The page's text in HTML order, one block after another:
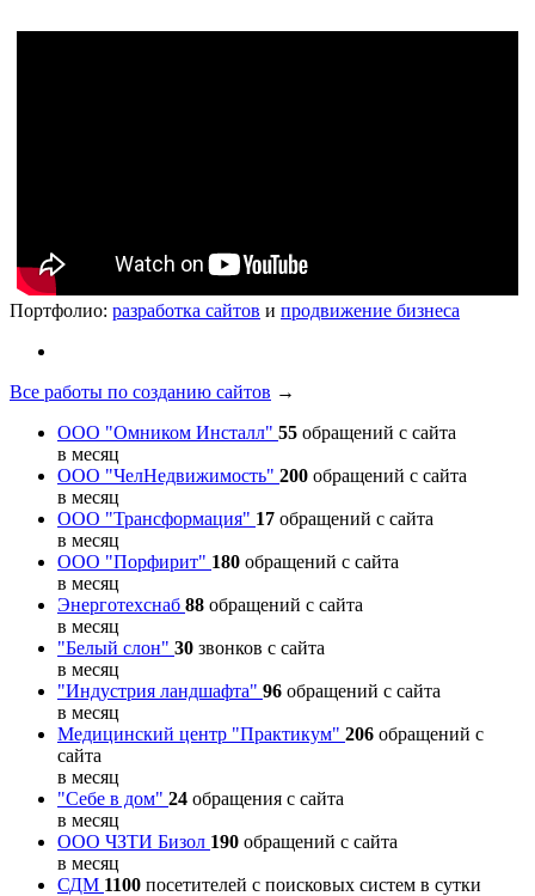
Портфолио: разработка сайтов и продвижение бизнеса
Все работы по созданию сайтов →
ООО "Омником Инсталл" 55 обращений с сайта
в месяц
ООО "ЧелНедвижимость" 200 обращений с сайта
в месяц
ООО "Трансформация" 17 обращений с сайта
в месяц
ООО "Порфирит" 180 обращений с сайта
в месяц
Энерготехснаб 88 обращений с сайта
в месяц
"Белый слон" 30 звонков с сайта
в месяц
"Индустрия ландшафта" 96 обращений с сайта
в месяц
Медицинский центр "Практикум" 206 обращений с
сайта
в месяц
"Себе в дом" 24 обращения с сайта
в месяц
ООО ЧЗТИ Бизол 190 обращений с сайта
в месяц
СДМ 1100 посетителей с поисковых систем в сутки